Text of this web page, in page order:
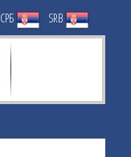
СРБ SRB